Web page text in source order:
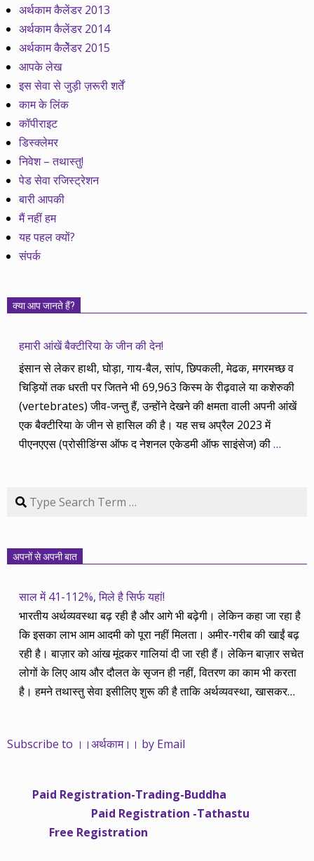
अर्थकाम कैलेंडर 2013
अर्थकाम कैलेंडर 2014
अर्थकाम कैलेेंडर 2015
आपके लेख
इस सेवा से जुड़ी ज़रूरी शर्तें
काम के लिंक
कॉपीराइट
डिस्क्लेमर
निवेश – तथास्तु!
पेड सेवा रजिस्ट्रेशन
बारी आपकी
मैं नहीं हम
यह पहल क्यों?
संपर्क
क्या आप जानते हैं?
हमारी आंखें बैक्टीरिया के जीन की देन!
इंसान से लेकर हाथी, घोड़ा, गाय-बैल, सांप, छिपकली, मेढक, मगरमच्छ व
चिड़ियों तक धरती पर जितने भी 69,963 किस्म के रीढ़वाले या कशेरुकी
(vertebrates) जीव-जन्तु हैं, उन्होंने देखने की क्षमता वाली अपनी आंखें
एक बैक्टीरिया के जीन से हासिल की है। यह सच अप्रैल 2023 में
पीएनएएस (प्रोसीडिंग्स ऑफ द नेशनल एकेडमी ऑफ साइंसेज) की…
Search
अपनों से अपनी बात
साल में 41-112%, मिले है सिर्फ यहां!
भारतीय अर्थव्यवस्था बढ़ रही है और आगे भी बढ़ेगी। लेकिन कहा जा रहा है
कि इसका लाभ आम आदमी को पूरा नहीं मिलता। अमीर-गरीब की खाईं बढ़
रही है। बाज़ार को आंख मूंदकर गालियां दी जा रही हैं। लेकिन बाज़ार सचेत
लोगों के लिए आय और दौलत के सृजन ही नहीं, वितरण का काम भी करता
है। हमने तथास्तु सेवा इसीलिए शुरू की है ताकि अर्थव्यवस्था, खासकर
महंगाई की दर 10 प्रतिशत से ऊपर रहती है। वे भागकर जाते हैं सोने और
साढ़े चार सालों से अर्थकाम से जुड़े हैं, वे हमारी ईमानदारी और सत्यनिष्ठा से
भलीभांति वाकिफ हैं। शुरू में हम भी कच्चे थे तो बाज़ार के उस्तादों के जाल
में फंस गए। गलतियां कीं। लेकिन जैसे ही समझ में आया, खटाक से उनसे
Subscribe to ।।अर्थकाम।। by Email
Paid Registration-Trading-Buddha
Paid Registration -Tathastu
Free Registration